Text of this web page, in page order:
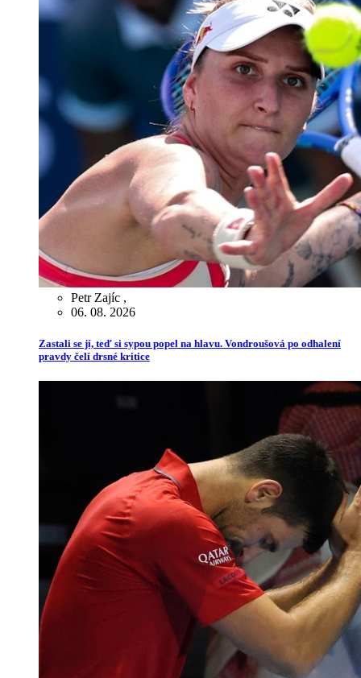
Petr Zajíc ,
06. 08. 2026
Zastali se jí, teď si sypou popel na hlavu. Vondroušová po odhalení
pravdy čelí drsné kritice